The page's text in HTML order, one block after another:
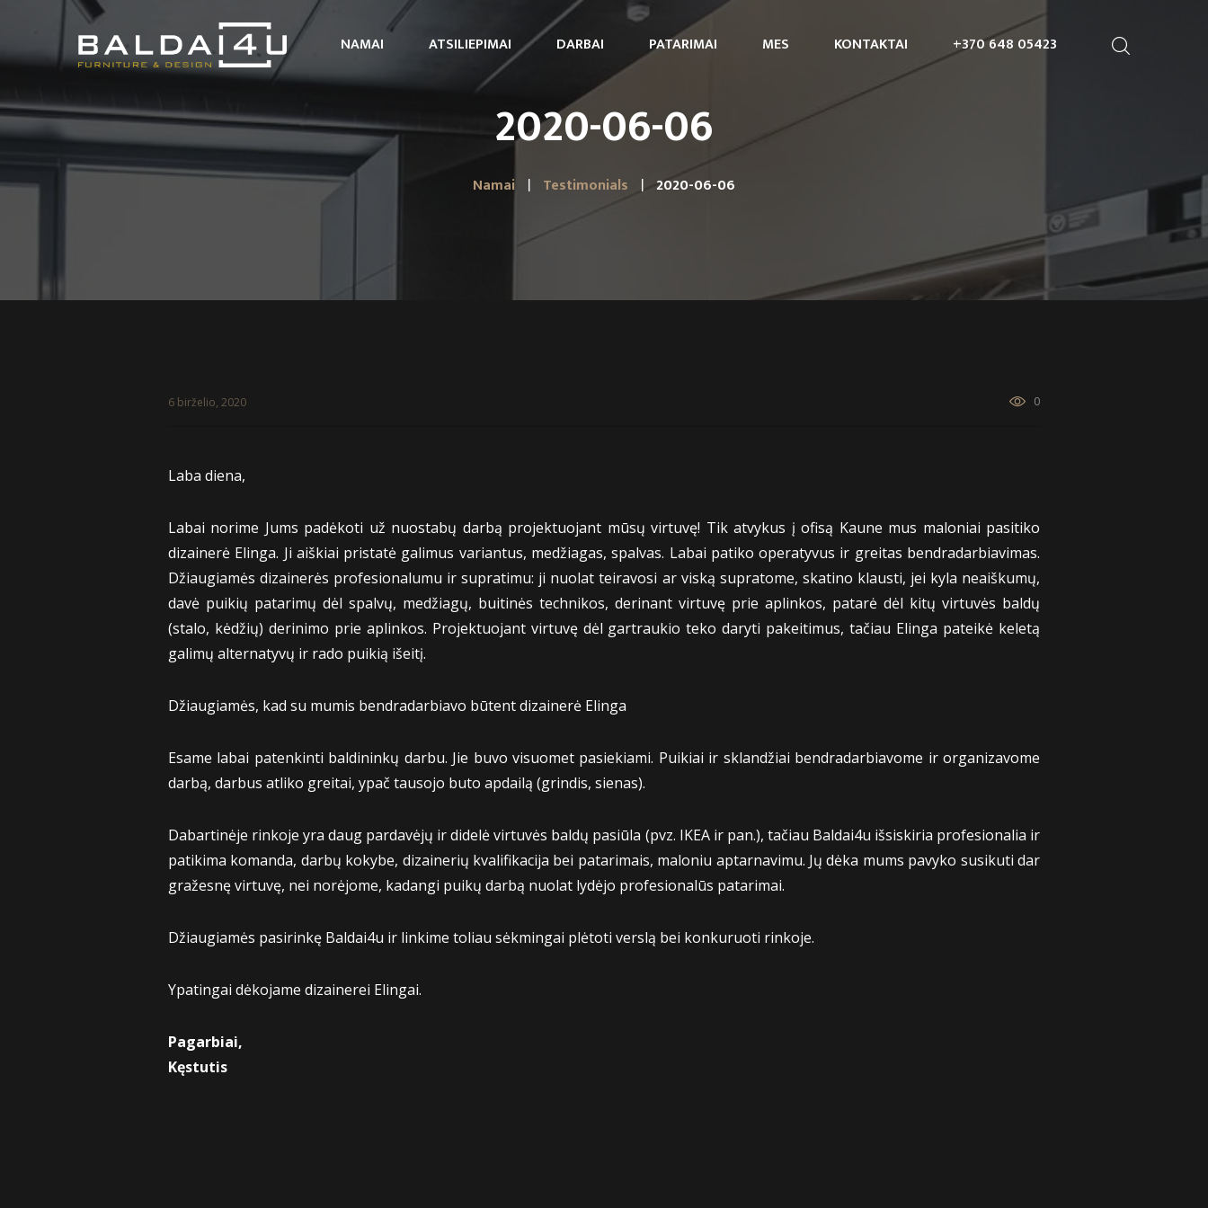
NAMAI ATSILIEPIMAI DARBAI PATARIMAI MES KONTAKTAI +370 648 05423
2020-06-06
Namai Testimonials 2020-06-06
6 birželio, 2020 0
Laba diena,
Labai norime Jums padėkoti už nuostabų darbą projektuojant mūsų virtuvę! Tik atvykus į ofisą Kaune mus maloniai pasitiko
dizainerė Elinga. Ji aiškiai pristatė galimus variantus, medžiagas, spalvas. Labai patiko operatyvus ir greitas bendradarbiavimas.
Džiaugiamės dizainerės profesionalumu ir supratimu: ji nuolat teiravosi ar viską supratome, skatino klausti, jei kyla neaiškumų,
davė puikių patarimų dėl spalvų, medžiagų, buitinės technikos, derinant virtuvę prie aplinkos, patarė dėl kitų virtuvės baldų
(stalo, kėdžių) derinimo prie aplinkos. Projektuojant virtuvę dėl gartraukio teko daryti pakeitimus, tačiau Elinga pateikė keletą
galimų alternatyvų ir rado puikią išeitį.
Džiaugiamės, kad su mumis bendradarbiavo būtent dizainerė Elinga
Esame labai patenkinti baldininkų darbu. Jie buvo visuomet pasiekiami. Puikiai ir sklandžiai bendradarbiavome ir organizavome
darbą, darbus atliko greitai, ypač tausojo buto apdailą (grindis, sienas).
Dabartinėje rinkoje yra daug pardavėjų ir didelė virtuvės baldų pasiūla (pvz. IKEA ir pan.), tačiau Baldai4u išsiskiria profesionalia ir
patikima komanda, darbų kokybe, dizainerių kvalifikacija bei patarimais, maloniu aptarnavimu. Jų dėka mums pavyko susikuti dar
gražesnę virtuvę, nei norėjome, kadangi puikų darbą nuolat lydėjo profesionalūs patarimai.
Džiaugiamės pasirinkę Baldai4u ir linkime toliau sėkmingai plėtoti verslą bei konkuruoti rinkoje.
Ypatingai dėkojame dizainerei Elingai.
Pagarbiai,
Kęstutis